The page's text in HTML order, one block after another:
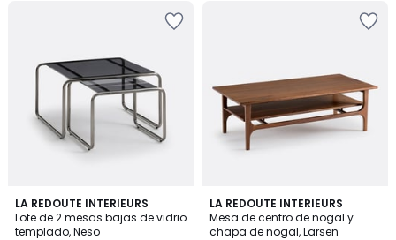
LA REDOUTE INTERIEURS
Lote de 2 mesas bajas de vidrio
templado, Neso
4,3
/ 5
LA REDOUTE INTERIEURS
Mesa de centro de nogal y
chapa de nogal, Larsen
3,6
/ 5